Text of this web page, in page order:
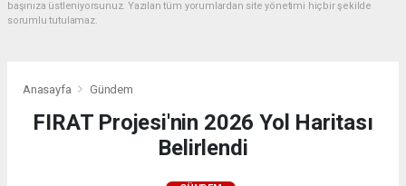
başınıza üstleniyorsunuz. Yazılan tüm yorumlardan site yönetimi hiçbir şekilde
sorumlu tutulamaz.
Anasayfa Gündem
FIRAT Projesi'nin 2026 Yol Haritası
Belirlendi